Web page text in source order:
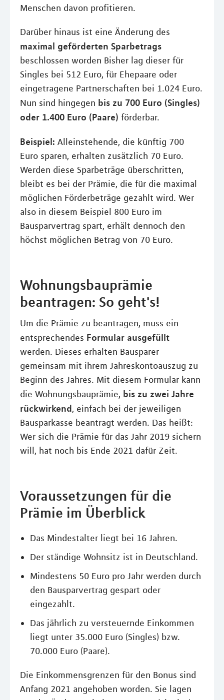
Menschen davon profitieren.
Darüber hinaus ist eine Änderung des
maximal geförderten Sparbetrags
beschlossen worden Bisher lag dieser für
Singles bei 512 Euro, für Ehepaare oder
eingetragene Partnerschaften bei 1.024 Euro.
Nun sind hingegen bis zu 700 Euro (Singles)
oder 1.400 Euro (Paare) förderbar.
Beispiel: Alleinstehende, die künftig 700
Euro sparen, erhalten zusätzlich 70 Euro.
Werden diese Sparbeträge überschritten,
bleibt es bei der Prämie, die für die maximal
möglichen Förderbeträge gezahlt wird. Wer
also in diesem Beispiel 800 Euro im
Bausparvertrag spart, erhält dennoch den
höchst möglichen Betrag von 70 Euro.
Wohnungsbauprämie
beantragen: So geht's!
Um die Prämie zu beantragen, muss ein
entsprechendes Formular ausgefüllt
werden. Dieses erhalten Bausparer
gemeinsam mit ihrem Jahreskontoauszug zu
Beginn des Jahres. Mit diesem Formular kann
die Wohnungsbauprämie, bis zu zwei Jahre
rückwirkend, einfach bei der jeweiligen
Bausparkasse beantragt werden. Das heißt:
Wer sich die Prämie für das Jahr 2019 sichern
will, hat noch bis Ende 2021 dafür Zeit.
Voraussetzungen für die
Prämie im Überblick
Das Mindestalter liegt bei 16 Jahren.
Der ständige Wohnsitz ist in Deutschland.
Mindestens 50 Euro pro Jahr werden durch
den Bausparvertrag gespart oder
eingezahlt.
Das jährlich zu versteuernde Einkommen
liegt unter 35.000 Euro (Singles) bzw.
70.000 Euro (Paare).
Die Einkommensgrenzen für den Bonus sind
Anfang 2021 angehoben worden. Sie lagen